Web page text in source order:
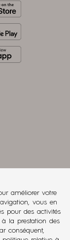
from
store
it
Play
to
améliorer votre
vous en
pour des activités
la prestation des
conséquent,